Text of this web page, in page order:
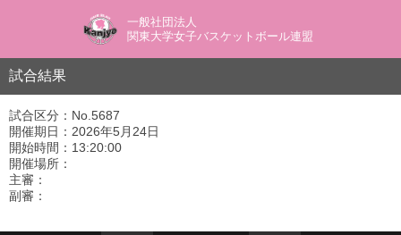
一般社団法人
関東大学女子バスケットボール連盟
試合結果
試合区分：No.5687
開催期日：2026年5月24日
開始時間：13:20:00
開催場所：
主審：
副審：